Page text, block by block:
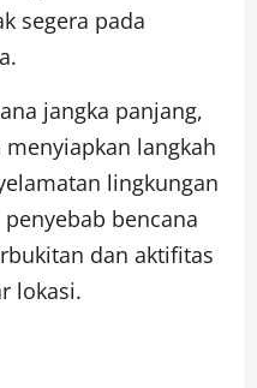
segera pada
jangka panjang,
langkah
lingkungan
bencana
dan aktifitas
lokasi.